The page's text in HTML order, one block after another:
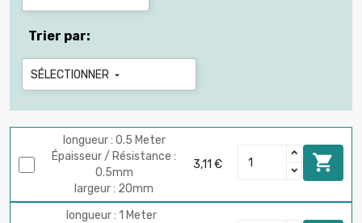
Trier par:
SÉLECTIONNER 
longueur : 0.5 Meter
Épaisseur / Résistance :
0.5mm
largeur : 20mm
3,11 € 
longueur : 1 Meter